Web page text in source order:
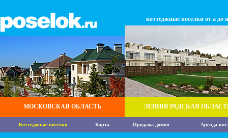
МОСКОВСКАЯ ОБЛАСТЬ
коттеджные поселки от а до я
ЛЕНИНГРАДСКАЯ
Коттеджные поселки Карта Продажа домов Аренда